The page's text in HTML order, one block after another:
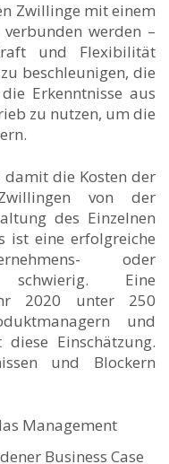
Zwillinge mit einem
werden –
und Flexibilität
beschleunigen, die
Erkenntnisse aus
zu nutzen, um die
die Kosten der
von der
des Einzelnen
ist eine erfolgreiche
oder
schwierig. Eine
2020 unter 250
und
diese Einschätzung.
und Blockern
Management
Business Case